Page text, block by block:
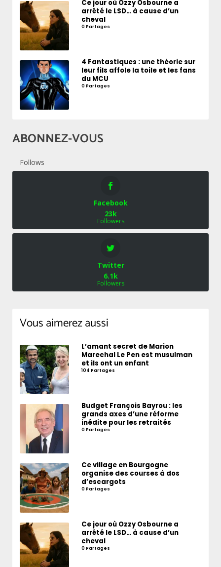
Ce jour où Ozzy Osbourne a
arrêté le LSD… à cause d’un
cheval
0 Partages
4 Fantastiques : une théorie sur
leur fils affole la toile et les fans
du MCU
0 Partages
ABONNEZ-VOUS
Follows
Facebook
23k
Followers
Twitter
6.1k
Followers
Vous aimerez aussi
L’amant secret de Marion
Marechal Le Pen est musulman
et ils ont un enfant
104 Partages
Budget François Bayrou : les
grands axes d’une réforme
inédite pour les retraités
0 Partages
Ce village en Bourgogne
organise des courses à dos
d’escargots
0 Partages
Ce jour où Ozzy Osbourne a
arrêté le LSD… à cause d’un
cheval
0 Partages